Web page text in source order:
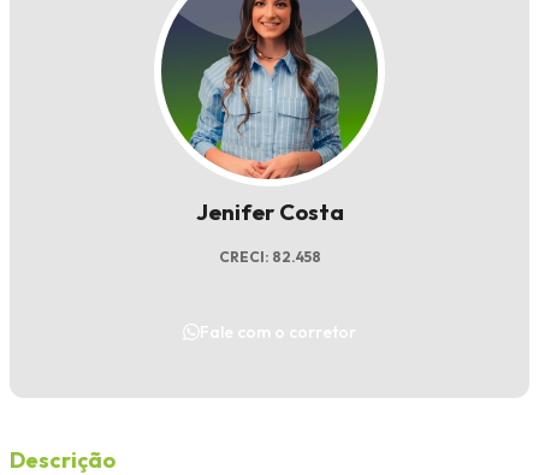
Jenifer Costa
CRECI: 82.458
Fale com o corretor
Descrição